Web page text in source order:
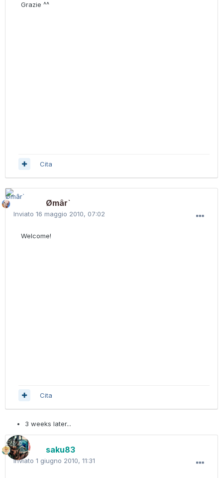
Grazie ^^
Cita
Ømâr`
Inviato 16 maggio 2010, 07:02
Welcome!
Cita
3 weeks later...
saku83
Inviato 1 giugno 2010, 11:31